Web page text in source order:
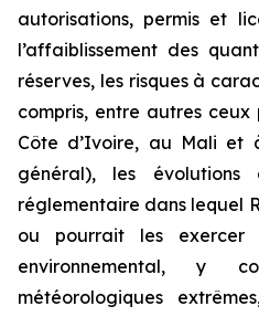
autorisations, permis et
l’affaiblissement des
réserves, les risques à
compris, entre autres
Côte d’Ivoire, au Mali et
général), les
réglementaire dans lequel
ou pourrait les exercer
environnemental, y
météorologiques